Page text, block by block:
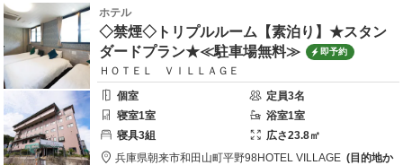
ホテル
◇禁煙◇トリプルルーム【素泊り】★スタン
ダードプラン★≪駐車場無料≫
即予約
ＨＯＴＥＬ ＶＩＬＬＡＧＥ
個室
定員3名
寝室1室 浴室1室
寝具3組 広さ23.8㎡
兵庫県朝来市和田山町平野98HOTEL VILLAGE
目的地か